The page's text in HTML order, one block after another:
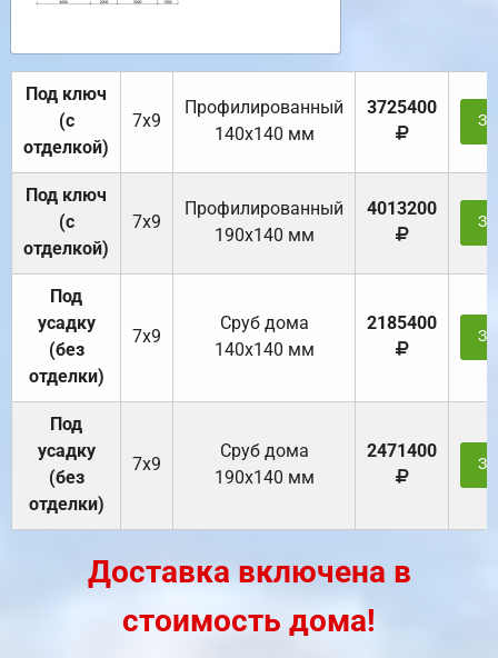
Под ключ
(с
отделкой)
7х9
Профилированный
140х140 мм
3725400
Под ключ
(с
отделкой)
7х9
Профилированный
190х140 мм
4013200
Под
усадку
(без
отделки)
7х9
Cруб дома
140х140 мм
2185400
Под
усадку
(без
отделки)
7х9
Cруб дома
190х140 мм
2471400
Доставка включена в
стоимость дома!